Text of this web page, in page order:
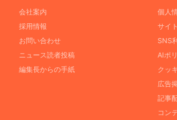
会社案内
採用情報
お問い合わせ
ニュース読者投稿
編集長からの手紙
個人
サイ
SNS
AIポ
クッ
広告
記事
コン